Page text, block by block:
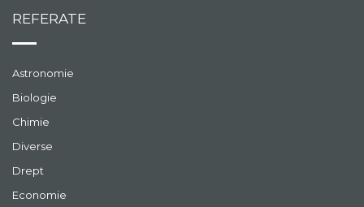
REFERATE
Astronomie
Biologie
Chimie
Diverse
Drept
Economie